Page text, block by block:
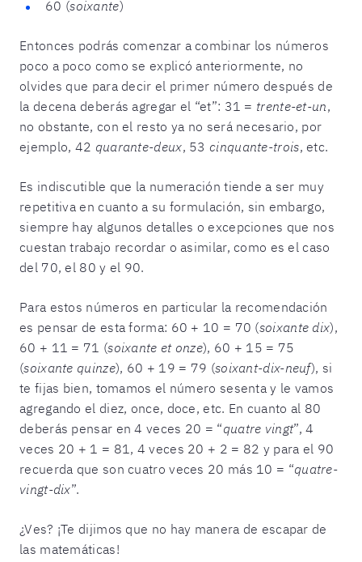
60 (soixante)
Entonces podrás comenzar a combinar los números
poco a poco como se explicó anteriormente, no
olvides que para decir el primer número después de
la decena deberás agregar el “et”: 31 = trente-et-un,
no obstante, con el resto ya no será necesario, por
ejemplo, 42 quarante-deux, 53cinquante-trois, etc.
Es indiscutible que la numeración tiende a ser muy
repetitiva en cuanto a su formulación, sin embargo,
siempre hay algunos detalles o excepciones que nos
cuestan trabajo recordar o asimilar, como es el caso
del 70, el 80 y el 90.
Para estos números en particular la recomendación
es pensar de esta forma: 60 + 10 = 70 (soixante dix),
60 + 11 = 71 (soixante et onze), 60 + 15 = 75
(soixante quinze), 60 + 19 = 79 (soixant-dix-neuf), si
te fijas bien, tomamos el número sesenta y le vamos
agregando el diez, once, doce, etc. En cuanto al 80
deberás pensar en 4 veces 20 = “quatre vingt”, 4
veces 20 + 1 = 81, 4 veces 20 + 2 = 82 y para el 90
recuerda que son cuatro veces 20 más 10 = “quatre-
vingt-dix”.
¿Ves? ¡Te dijimos que no hay manera de escapar de
las matemáticas!